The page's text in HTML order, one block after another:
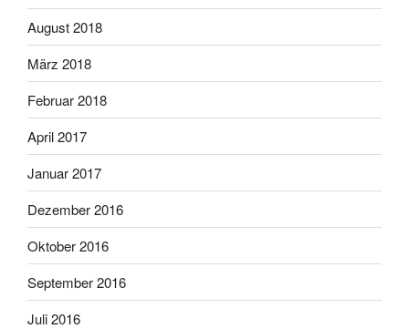
August 2018
März 2018
Februar 2018
April 2017
Januar 2017
Dezember 2016
Oktober 2016
September 2016
Juli 2016